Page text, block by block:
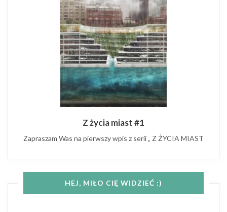
Z życia miast #1
Zapraszam Was na pierwszy wpis z serii „ Z ŻYCIA MIAST
HEJ, MIŁO CIĘ WIDZIEĆ :)